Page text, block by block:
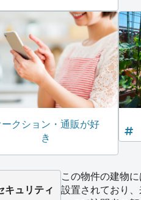
ークション・通販が好
き
キュリティ
この物件の建物
設置されており